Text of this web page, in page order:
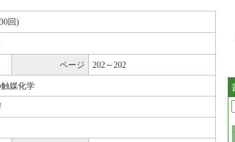
回)
ページ 202～202
媒化学